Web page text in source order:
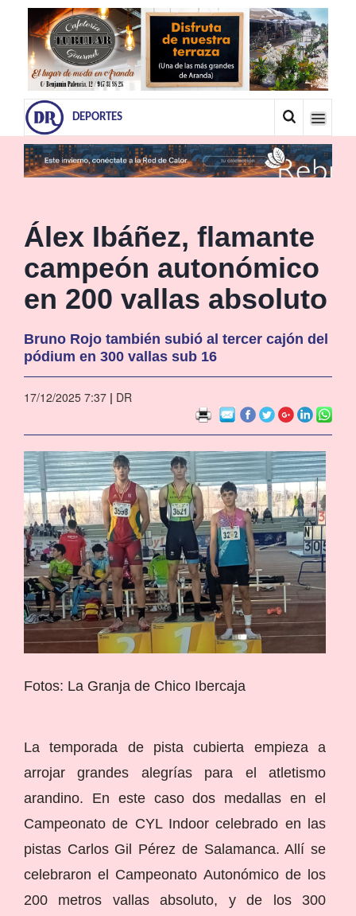
DEPORTES
Álex Ibáñez, flamante
campeón autonómico
en 200 vallas absoluto
Bruno Rojo también subió al tercer cajón del
pódium en 300 vallas sub 16
17/12/2025 7:37 | DR
Fotos: La Granja de Chico Ibercaja
La temporada de pista cubierta empieza a
arrojar grandes alegrías para el atletismo
arandino. En este caso dos medallas en el
Campeonato de CYL Indoor celebrado en las
pistas Carlos Gil Pérez de Salamanca. Allí se
celebraron el Campeonato Autonómico de los
200 metros vallas absoluto, y de los 300